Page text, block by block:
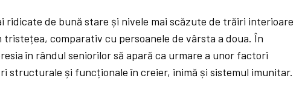
ridicate de bună stare și nivele mai scăzute de trăiri interioare
comparativ cu persoanele de vârsta a doua. În
în rândul seniorilor să apară ca urmare a unor factori
structurale și funcționale în creier, inimă și sistemul imunitar.